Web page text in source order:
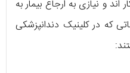
و نیازی به ارجاع بیمار به
که در کلینیک دندانپزشکی